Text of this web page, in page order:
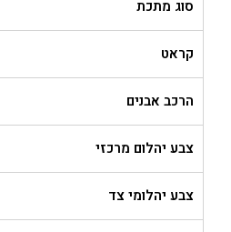
סוג מתכת
קראט
הרכב אבנים
צבע יהלום מרכזי
צבע יהלומי צד